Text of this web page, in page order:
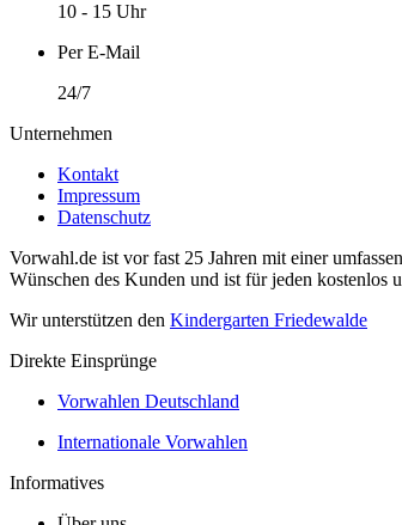
10 - 15 Uhr
Per E-Mail
24/7
Unternehmen
Kontakt
Impressum
Datenschutz
Vorwahl.de ist vor fast 25 Jahren mit einer
Wünschen des Kunden und ist für jeden kostenlos
Wir unterstützen den Kindergarten Friedewalde
Direkte Einsprünge
Vorwahlen Deutschland
Internationale Vorwahlen
Informatives